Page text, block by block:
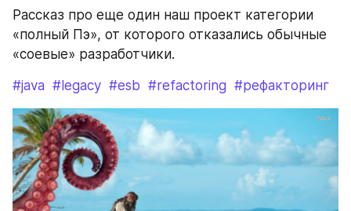
Рассказ про еще один наш проект категории
«полный Пэ», от которого отказались обычные
«соевые» разработчики.
#java #legacy #esb #refactoring #рефакторинг